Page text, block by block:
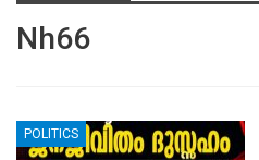
Nh66
POLITICS